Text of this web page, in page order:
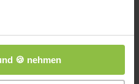
🍪 nehmen
oder aus dem Ausland